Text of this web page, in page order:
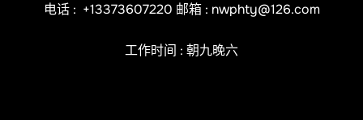
电话 : +13373607220 邮箱 : nwphty@126.com
工作时间 : 朝九晚六